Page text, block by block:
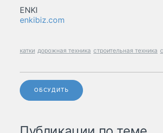
ENKI
enkibiz.com
катки дорожная техника строительная техника
ОБСУДИТЬ